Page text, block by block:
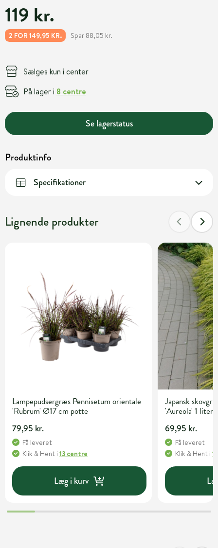
119 kr.
2 FOR 149,95 KR. Spar 88,05 kr.
Sælges kun i center
På lager i 8 centre
Se lagerstatus
Produktinfo
Specifikationer
Lignende produkter
Lampepudsergræs Pennisetum orientale
'Rubrum' Ø17 cm potte
79,95 kr.
Få leveret
Klik & Hent i 13 centre
Læg i kurv
Japansk
'Aureola' 1 liter
69,95 kr.
Få leveret
Klik & Hent i